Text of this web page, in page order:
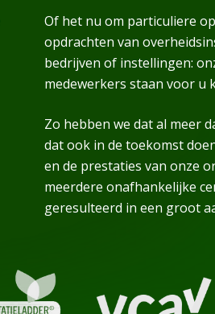
Of het nu om particuliere
opdrachten van
bedrijven of instellingen:
medewerkers staan voor u
Zo hebben we dat al meer
dat ook in de toekomst
en de prestaties van onze
meerdere onafhankelijke
geresulteerd in een groot